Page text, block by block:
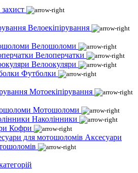
захист
Велоекіпірування
Велошоломи
Велоперчатки
Велоокуляри
Футболки
Мотоекіпірування
Мотошоломи
Наколінники
Кофри
Аксесуари